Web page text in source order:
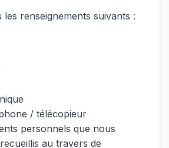
renseignements suivants :
/ télécopieur
personnels que nous
au travers de